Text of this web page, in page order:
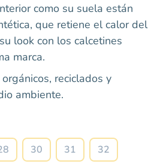
como su suela están
que retiene el calor del
look con los calcetines
marca.
reciclados y
ambiente.
30 31 32